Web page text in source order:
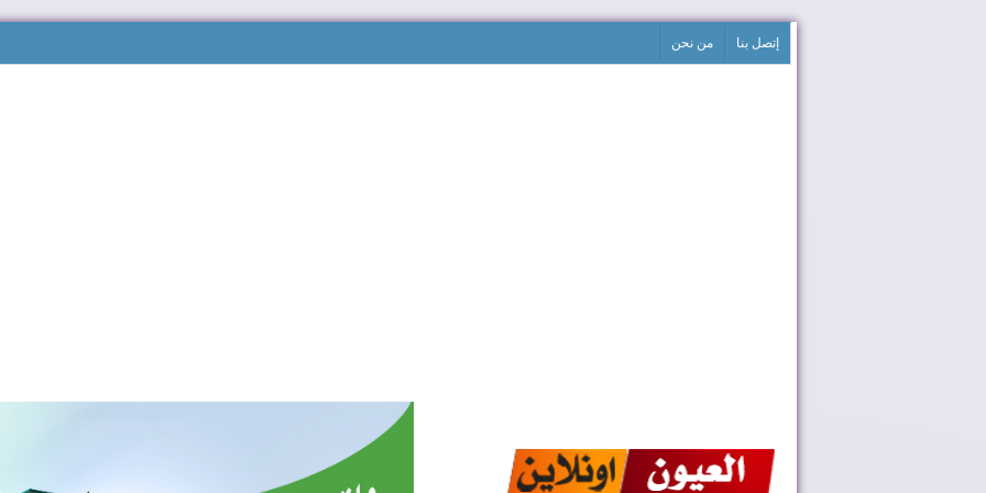
إتصل بنا من نحن